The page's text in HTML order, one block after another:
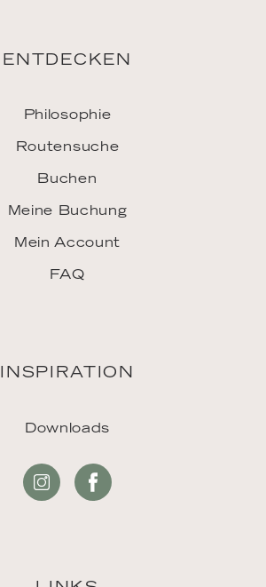
ENTDECKEN
Philosophie
Routensuche
Buchen
Meine Buchung
Mein Account
FAQ
INSPIRATION
Downloads